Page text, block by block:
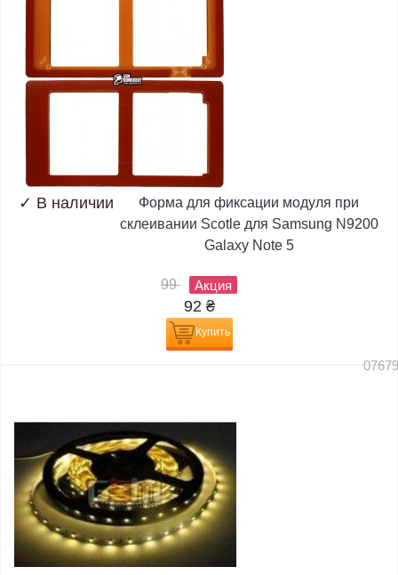
✓ В наличии
Форма для фиксации модуля при
склеивании Scotle для Samsung N9200
Galaxy Note 5
99 Акция
92 ₴
Купить